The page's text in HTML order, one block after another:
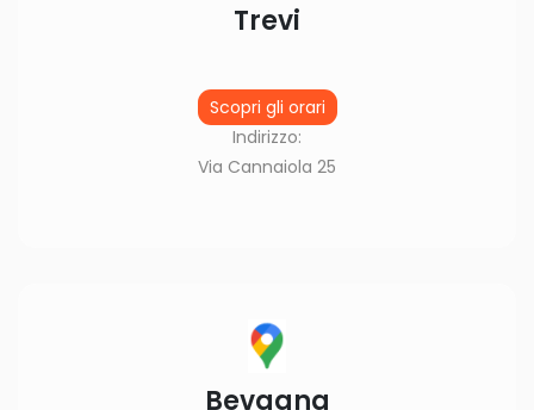
Trevi
Scopri gli orari
Indirizzo:
Via Cannaiola 25
Bevagna